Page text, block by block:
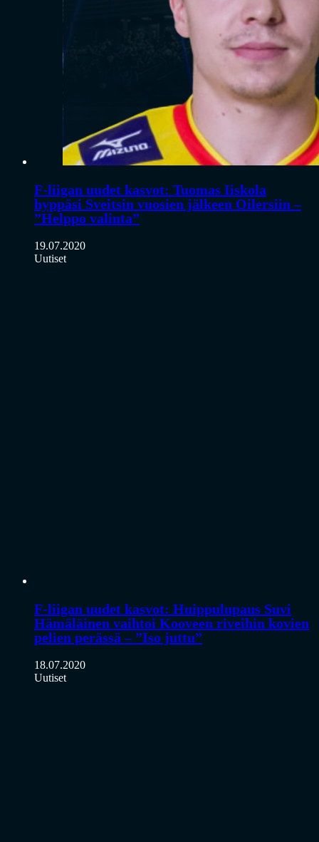
F-liigan uudet kasvot: Tuomas Iiskola
hyppäsi Sveitsin vuosien jälkeen Oilersiin –
”Helppo valinta”
19.07.2020
Uutiset
F-liigan uudet kasvot: Huippulupaus Suvi
Hämäläinen vaihtoi Kooveen riveihin kovien
pelien perässä – ”Iso juttu”
18.07.2020
Uutiset